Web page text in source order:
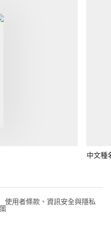
中文種
使用者條款、資訊安全與隱私